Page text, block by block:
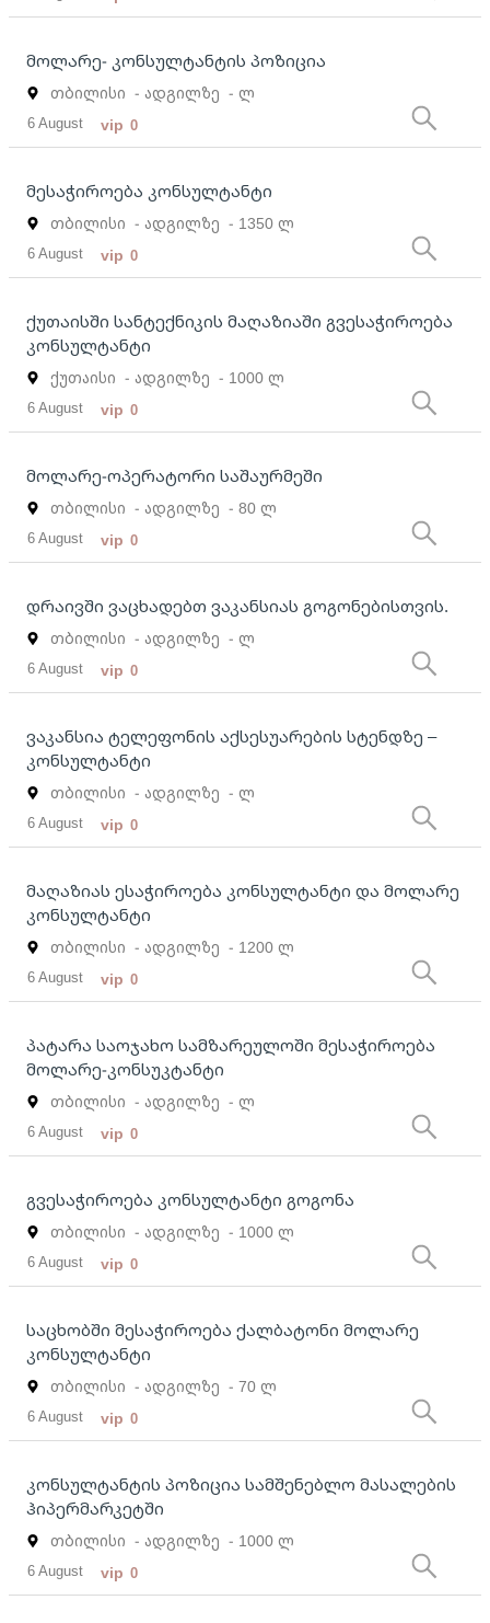
მოლარე- კონსულტანტის პოზიცია
თბილისი - ადგილზე - ლ
6 August vip 0
მესაჭიროება კონსულტანტი
თბილისი - ადგილზე - 1350 ლ
6 August vip 0
ქუთაისში სანტექნიკის მაღაზიაში გვესაჭიროება
კონსულტანტი
ქუთაისი - ადგილზე - 1000 ლ
6 August vip 0
მოლარე-ოპერატორი საშაურმეში
თბილისი - ადგილზე - 80 ლ
6 August vip 0
დრაივში ვაცხადებთ ვაკანსიას გოგონებისთვის.
თბილისი - ადგილზე - ლ
6 August vip 0
ვაკანსია ტელეფონის აქსესუარების სტენდზე –
კონსულტანტი
თბილისი - ადგილზე - ლ
6 August vip 0
მაღაზიას ესაჭიროება კონსულტანტი და მოლარე
კონსულტანტი
თბილისი - ადგილზე - 1200 ლ
6 August vip 0
პატარა საოჯახო სამზარეულოში მესაჭიროება
მოლარე-კონსუკტანტი
თბილისი - ადგილზე - ლ
6 August vip 0
გვესაჭიროება კონსულტანტი გოგონა
თბილისი - ადგილზე - 1000 ლ
6 August vip 0
საცხობში მესაჭიროება ქალბატონი მოლარე
კონსულტანტი
თბილისი - ადგილზე - 70 ლ
6 August vip 0
კონსულტანტის პოზიცია სამშენებლო მასალების
ჰიპერმარკეტში
თბილისი - ადგილზე - 1000 ლ
6 August vip 0